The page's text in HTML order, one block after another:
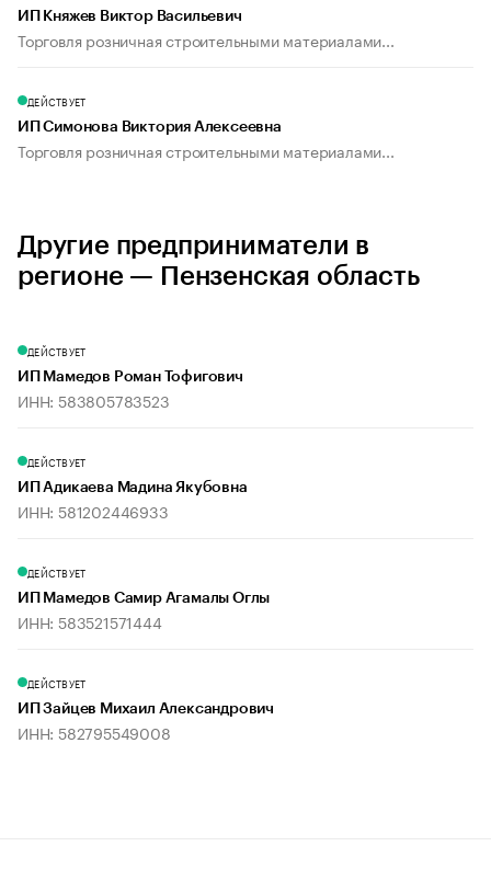
ИП Княжев Виктор Васильевич
Торговля розничная строительными материалами...
ДЕЙСТВУЕТ
ИП Симонова Виктория Алексеевна
Торговля розничная строительными материалами...
Другие предприниматели в
регионе — Пензенская область
ДЕЙСТВУЕТ
ИП Мамедов Роман Тофигович
ИНН: 583805783523
ДЕЙСТВУЕТ
ИП Адикаева Мадина Якубовна
ИНН: 581202446933
ДЕЙСТВУЕТ
ИП Мамедов Самир Агамалы Оглы
ИНН: 583521571444
ДЕЙСТВУЕТ
ИП Зайцев Михаил Александрович
ИНН: 582795549008